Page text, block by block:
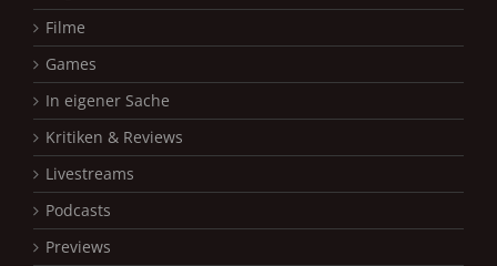
Filme
Games
In eigener Sache
Kritiken & Reviews
Livestreams
Podcasts
Previews